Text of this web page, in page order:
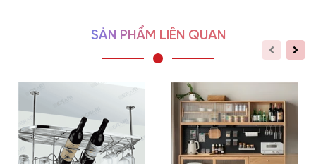
SẢN PHẨM LIÊN QUAN